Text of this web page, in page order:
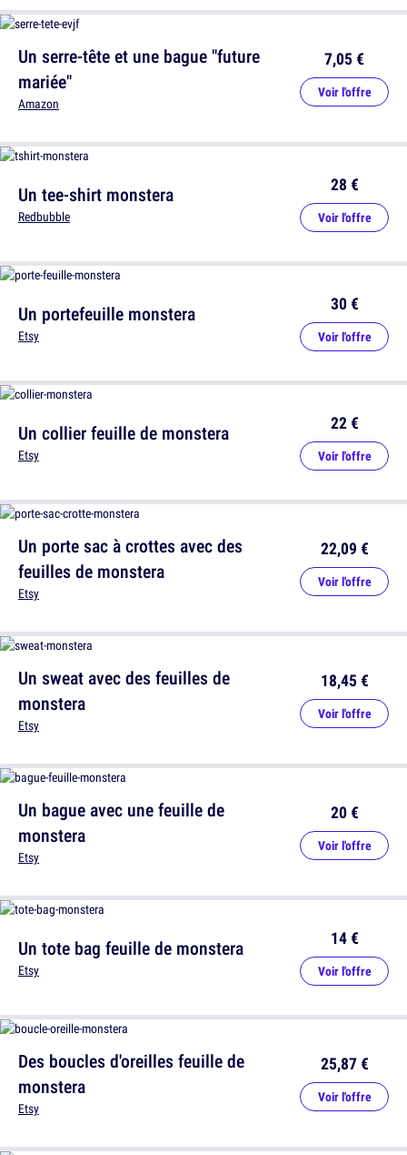
Un tee-shirt monstera
Redbubble
28 €
Voir l'offre
Un collier feuille de monstera
Etsy
22 €
Voir l'offre
Un sweat avec des feuilles de
monstera
Etsy
18,45 €
Voir l'offre
Un tote bag feuille de monstera
Etsy
14 €
Voir l'offre
Un serre-tête et une bague "future
mariée"
Amazon
7,05 €
Voir l'offre
Un portefeuille monstera
Etsy
30 €
Voir l'offre
Un porte sac à crottes avec des
feuilles de monstera
Etsy
22,09 €
Voir l'offre
Un bague avec une feuille de
monstera
Etsy
20 €
Voir l'offre
Des boucles d'oreilles feuille de
monstera
Etsy
25,87 €
Voir l'offre